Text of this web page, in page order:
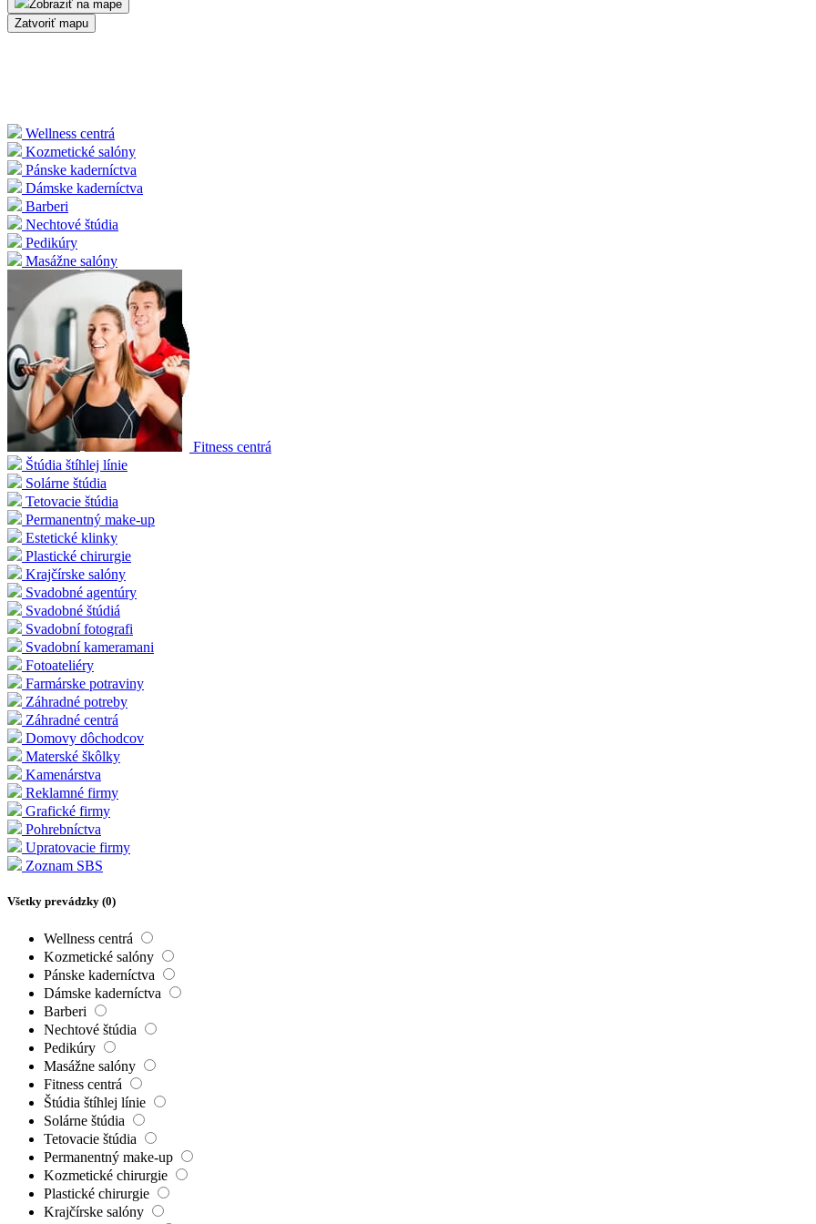
Zobraziť na mape
Zatvoriť mapu
Wellness centrá
Kozmetické salóny
Pánske kaderníctva
Dámske kaderníctva
Barberi
Nechtové štúdia
Pedikúry
Masážne salóny
Fitness centrá
Štúdia štíhlej línie
Solárne štúdia
Tetovacie štúdia
Permanentný make-up
Estetické klinky
Plastické chirurgie
Krajčírske salóny
Svadobné agentúry
Svadobné štúdiá
Svadobní fotografi
Svadobní kameramani
Fotoateliéry
Farmárske potraviny
Záhradné potreby
Záhradné centrá
Domovy dôchodcov
Materské škôlky
Kamenárstva
Reklamné firmy
Grafické firmy
Pohrebníctva
Upratovacie firmy
Zoznam SBS
Všetky prevádzky (0)
Wellness centrá
Kozmetické salóny
Pánske kaderníctva
Dámske kaderníctva
Barberi
Nechtové štúdia
Pedikúry
Masážne salóny
Fitness centrá
Štúdia štíhlej línie
Solárne štúdia
Tetovacie štúdia
Permanentný make-up
Kozmetické chirurgie
Plastické chirurgie
Krajčírske salóny